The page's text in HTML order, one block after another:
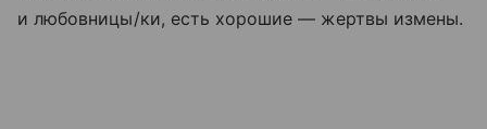
и любовницы/ки, есть хорошие — жертвы измены.